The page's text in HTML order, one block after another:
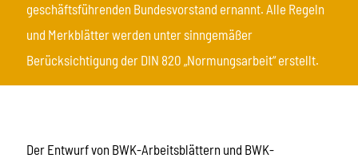
geschäftsführenden Bundesvorstand ernannt. Alle Regeln
und Merkblätter werden unter sinngemäßer
Berücksichtigung der DIN 820 „Normungsarbeit“ erstellt.
Der Entwurf von BWK-Arbeitsblättern und BWK-